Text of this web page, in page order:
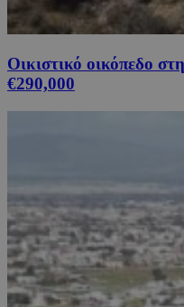
Οικιστικό οικόπεδο
€290,000